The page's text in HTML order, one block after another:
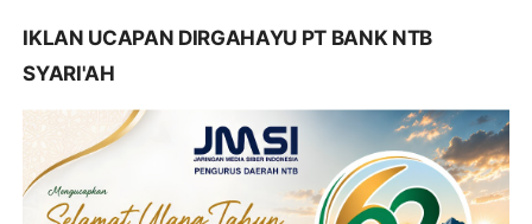
IKLAN UCAPAN DIRGAHAYU PT BANK NTB
SYARI'AH